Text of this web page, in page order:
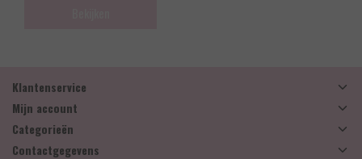
Klantenservice
Mijn account
Categorieën
Contactgegevens